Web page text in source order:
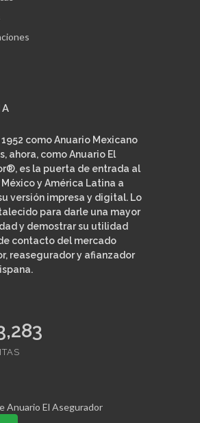
como Anuario Mexicano
ahora, como Anuario El
es la puerta de entrada al
y América Latina a
versión impresa y digital. Lo
para darle una mayor
y demostrar su utilidad
contacto del mercado
reasegurador y afianzador
Anuario El Asegurador